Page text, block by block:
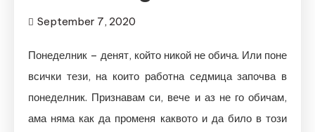
September 7, 2020
Понеделник – денят, който никой не обича. Или поне
всички тези, на които работна седмица започва в
понеделник. Признавам си, вече и аз не го обичам,
ама няма как да променя каквото и да било в този